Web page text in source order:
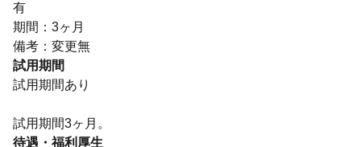
有
期間：3ヶ月
備考：変更無
試用期間
試用期間あり
試用期間3ヶ月。
待遇・福利厚生